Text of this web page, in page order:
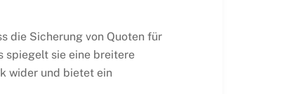
die Sicherung von Quoten für
spiegelt sie eine breitere
wider und bietet ein